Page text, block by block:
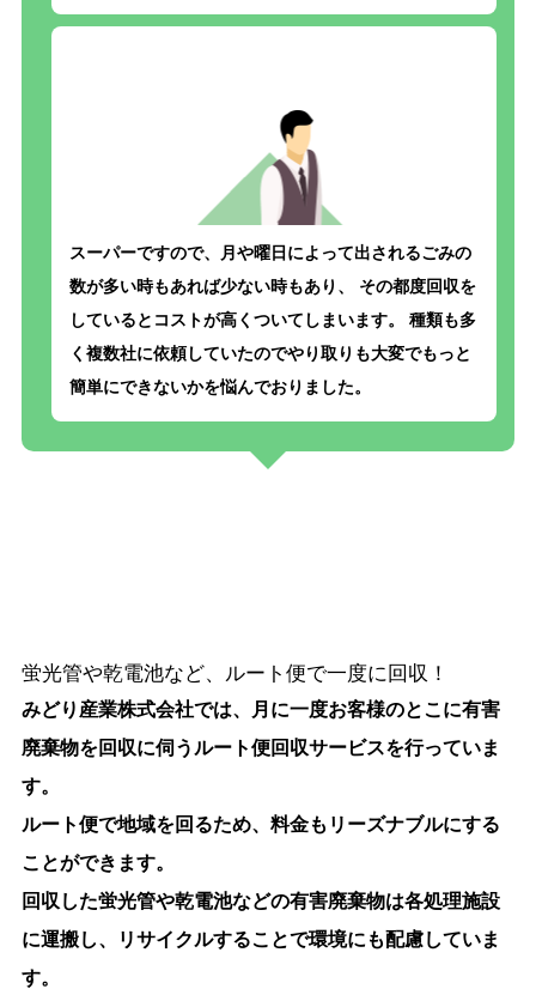
スーパーですので、月や曜日によって出されるごみの
数が多い時もあれば少ない時もあり、 その都度回収を
しているとコストが高くついてしまいます。 種類も多
く複数社に依頼していたのでやり取りも大変でもっと
簡単にできないかを悩んでおりました。
蛍光管や乾電池など、ルート便で一度に回収！
みどり産業株式会社では、月に一度お客様のとこに有害
廃棄物を回収に伺うルート便回収サービスを行っていま
す。
ルート便で地域を回るため、料金もリーズナブルにする
ことができます。
回収した蛍光管や乾電池などの有害廃棄物は各処理施設
に運搬し、リサイクルすることで環境にも配慮していま
す。